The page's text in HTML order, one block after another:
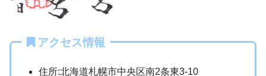
アクセス情報
住所:北海道札幌市中央区南2条東3-10